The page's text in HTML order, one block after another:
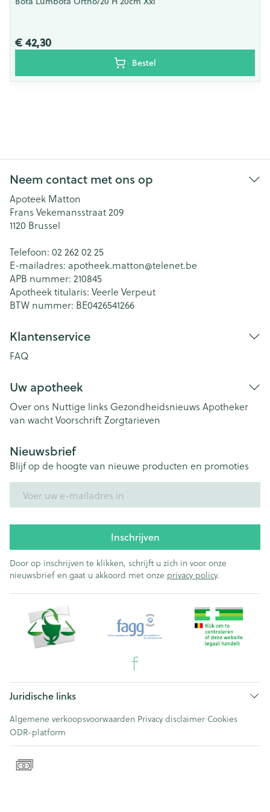
€ 42,30
Bestel
Neem contact met ons op
Apoteek Matton
Frans Vekemansstraat 209
1120 Brussel
Telefoon: 02 262 02 25
E-mailadres: apotheek.matton@telenet.be
APB nummer: 210845
Apotheek titularis: Veerle Verpeut
BTW nummer: BE0426541266
Klantenservice
FAQ
Uw apotheek
Over ons Nuttige links Gezondheidsnieuws Apotheker
van wachtVoorschriftZorgtarieven
Nieuwsbrief
Blijf op de hoogte van nieuwe producten en promoties
Inschrijven
Door op inschrijven te klikken, schrijft u zich in voor onze
nieuwsbrief en gaat u akkoord met onze privacy policy.
Juridische links
Algemene verkoopsvoorwaarden Privacy disclaimer Cookies
ODR-platform